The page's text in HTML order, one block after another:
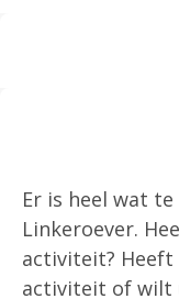
Er is heel wat
Linkeroever.
activiteit? Heeft
activiteit of wilt